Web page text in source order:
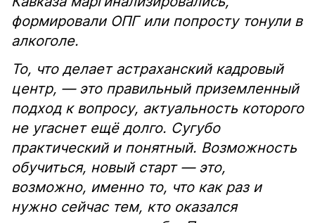
формировали ОПГ или попросту тонули в
алкоголе.
То, что делает астраханский кадровый
центр, — это правильный приземленный
подход к вопросу, актуальность которого
не угаснет ещё долго. Сугубо
практический и понятный. Возможность
обучиться, новый старт — это,
возможно, именно то, что как раз и
нужно сейчас тем, кто оказался